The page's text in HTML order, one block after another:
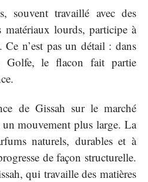
souvent travaillé avec des
lourds, participe à
n’est pas un détail : dans
le flacon fait partie
de Gissah sur le marché
un mouvement plus large. La
naturels, durables et à
de façon structurelle.
qui travaille des matières